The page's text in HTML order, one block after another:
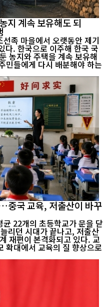
지 계속 보유해도 되
족 마을에서 오랫동안 제기
다. 한국으로 이주해 한국 국
농지와 주택을 계속 보유해
민들에게 다시 배분해야 하는
중국 교육, 저출산이 바꾸
22개의 초등학교가 문을 닫
리던 시대가 끝나고, 저출산
재편이 본격화되고 있다. 교
확대에서 교육의 질 향상으로